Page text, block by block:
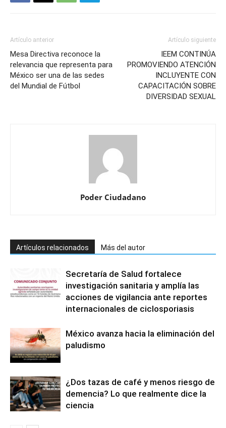
Artículo anterior
Mesa Directiva reconoce la
relevancia que representa para
México ser una de las sedes
del Mundial de Fútbol
Artículo siguiente
IEEM CONTINÚA
PROMOVIENDO ATENCIÓN
INCLUYENTE CON
CAPACITACIÓN SOBRE
DIVERSIDAD SEXUAL
Poder Ciudadano
Artículos relacionados Más del autor
Secretaría de Salud fortalece
investigación sanitaria y amplía las
acciones de vigilancia ante reportes
internacionales de ciclosporiasis
México avanza hacia la eliminación del
paludismo
¿Dos tazas de café y menos riesgo de
demencia? Lo que realmente dice la
ciencia